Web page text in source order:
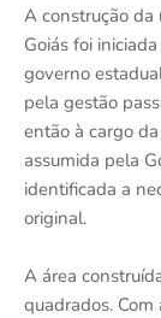
A construção
Goiás foi
governo
pela gestão
então à cargo
assumida pela
identificada a
original.
A área
quadrados.